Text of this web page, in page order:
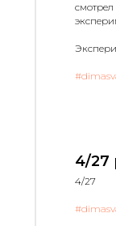
смотрел
4/27
4/27